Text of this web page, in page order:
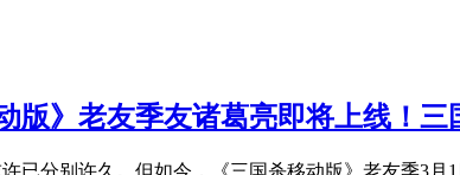
版》老友季友诸葛亮即将上线！三
已分别许久。但如今，《三国杀移动版》老友季3